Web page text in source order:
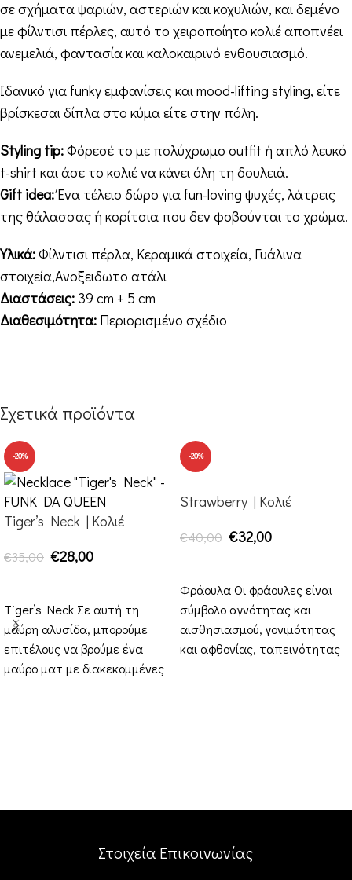
σε σχήματα ψαριών, αστεριών και κοχυλιών, και δεμένο
με φίλντισι πέρλες, αυτό το χειροποίητο κολιέ αποπνέει
ανεμελιά, φαντασία και καλοκαιρινό ενθουσιασμό.
Ιδανικό για funky εμφανίσεις και mood-lifting styling, είτε
βρίσκεσαι δίπλα στο κύμα είτε στην πόλη.
Styling tip:Φόρεσέ το με πολύχρωμο outfit ή απλό λευκό
t-shirt και άσε το κολιέ να κάνει όλη τη δουλειά.
Gift idea:Ένα τέλειο δώρο για fun-loving ψυχές, λάτρεις
της θάλασσας ή κορίτσια που δεν φοβούνται το χρώμα.
Υλικά:Φίλντισι πέρλα, Κεραμικά στοιχεία, Γυάλινα
στοιχεία,Ανοξειδωτο ατάλι
Διαστάσεις: 39 cm + 5 cm
Διαθεσιμότητα: Περιορισμένο σχέδιο
Σχετικά προϊόντα
-20%
Tiger’s Neck | Κολιέ
€35,00 €28,00
Tiger’s Neck Σε αυτή τη
μαύρη αλυσίδα, μπορούμε
επιτέλους να βρούμε ένα
μαύρο ματ με διακεκομμένες
-20%
Strawberry | Κολιέ
€40,00 €32,00
Φράουλα Οι φράουλες είναι
σύμβολο αγνότητας και
αισθησιασμού, γονιμότητας
και αφθονίας, ταπεινότητας
Στοιχεία Επικοινωνίας